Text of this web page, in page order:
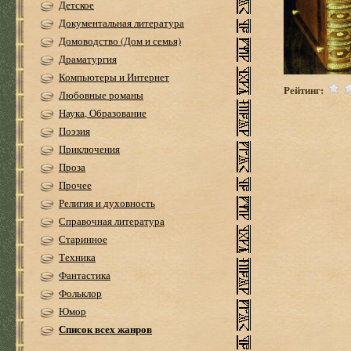
Детское
Документальная литература
Домоводство (Дом и семья)
Драматургия
Компьютеры и Интернет
Любовные романы
Наука, Образование
Поэзия
Приключения
Проза
Прочее
Религия и духовность
Справочная литература
Старинное
Техника
Фантастика
Фольклор
Юмор
Список всех жанров
Рейтинг: